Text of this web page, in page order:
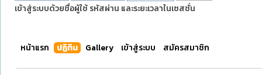
เข้าสู่ระบบด้วยชื่อผู้ใช้ รหัสผ่าน และระยะเวลาในเซสชั่น
หน้าแรก ปฏิทิน Gallery เข้าสู่ระบบ สมัครสมาชิก